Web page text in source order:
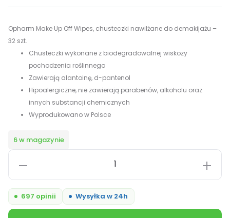
Opharm Make Up Off Wipes, chusteczki nawilżane do demakijażu –
32 szt.
Chusteczki wykonane z biodegradowalnej wiskozy
pochodzenia roślinnego
Zawierają alantoinę, d-pantenol
Hipoalergiczne, nie zawierają parabenów, alkoholu oraz
innych substancji chemicznych
Wyprodukowano w Polsce
6 w magazynie
697 opinii Wysyłka w 24h
Make
Up